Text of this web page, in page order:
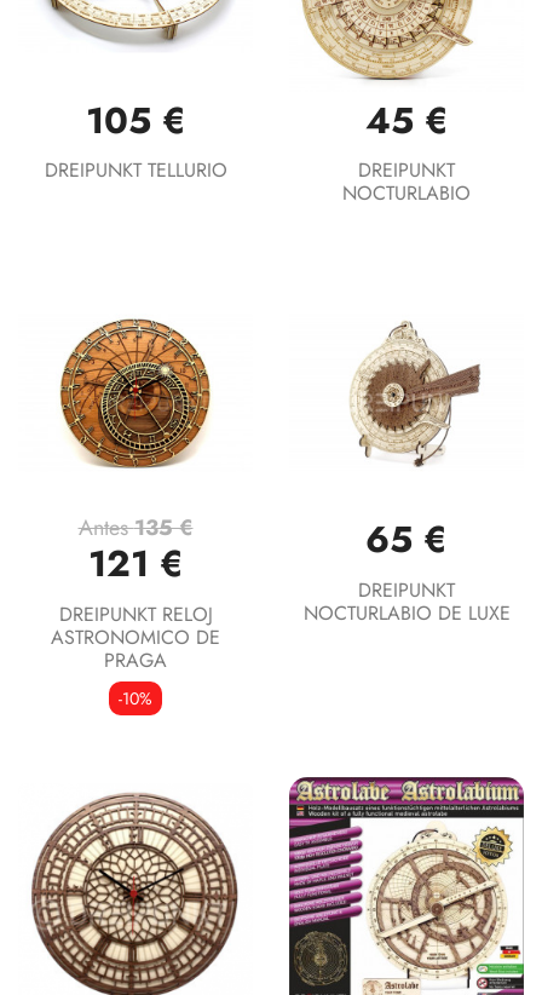
105 €
DREIPUNKT TELLURIO
45 €
DREIPUNKT
NOCTURLABIO
Antes135 €
121 €
DREIPUNKT RELOJ
ASTRONOMICO DE
PRAGA
-10%
65 €
DREIPUNKT
NOCTURLABIO DE LUXE